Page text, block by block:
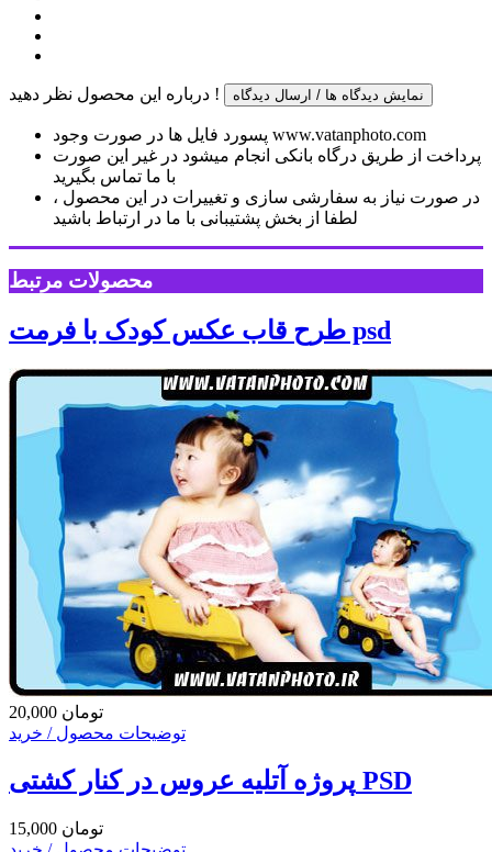
درباره این محصول نظر دهید ! نمایش دیدگاه ها / ارسال دیدگاه
پسورد فایل ها در صورت وجود www.vatanphoto.com
پرداخت از طریق درگاه بانکی انجام میشود در غیر این صورت
با ما تماس بگیرید
در صورت نیاز به سفارشی سازی و تغییرات در این محصول ،
لطفا از بخش پشتیبانی با ما در ارتباط باشید
محصولات مرتبط
طرح قاب عکس کودک با فرمت psd
20,000 تومان
توضیحات محصول / خرید
پروژه آتلیه عروس در کنار کشتی PSD
15,000 تومان